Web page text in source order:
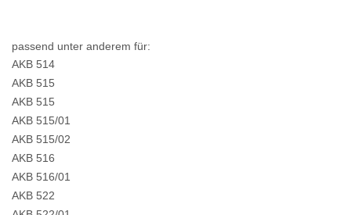
passend unter anderem für:
AKB 514
AKB 515
AKB 515
AKB 515/01
AKB 515/02
AKB 516
AKB 516/01
AKB 522